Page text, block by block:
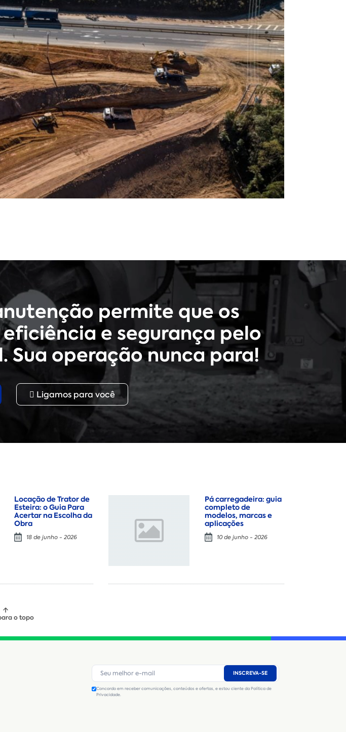
permite que os
e segurança pelo
Sua operação nunca para!
Ligamos para você
Locação de Trator de
Esteira: o Guia Para
Acertar na Escolha da
Obra
18 de junho - 2026
Pá carregadeira: guia
completo de
modelos, marcas e
aplicações
10 de junho - 2026
o topo
INSCREVA-SE
Concordo em receber comunicações, conteúdos e ofertas, e estou ciente da Política de
Privacidade.
CNPJ